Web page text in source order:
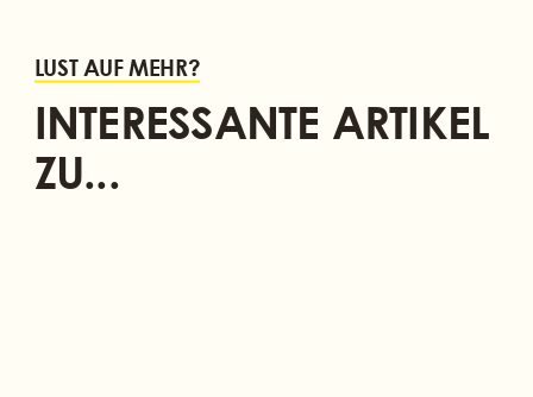
LUST AUF MEHR?
INTERESSANTE ARTIKEL
ZU...